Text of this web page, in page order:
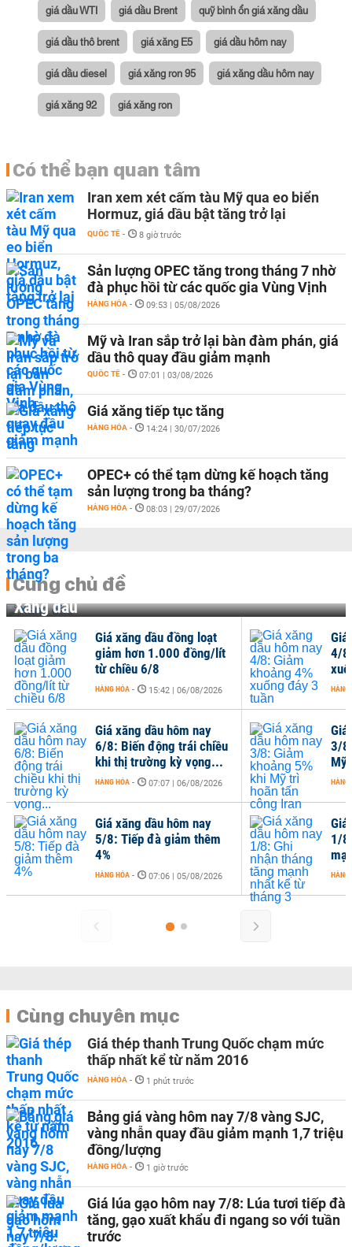
giá dầu WTI giá dầu Brent quỹ bình ổn giá xăng dầu
giá dầu thô brent giá xăng E5 giá dầu hôm nay
giá dầu diesel giá xăng ron 95 giá xăng dầu hôm nay
giá xăng 92 giá xăng ron
Có thể bạn quan tâm
Iran xem xét cấm tàu Mỹ qua eo biển
Hormuz, giá dầu bật tăng trở lại
QUỐC TẾ - 8 giờ trước
Sản lượng OPEC tăng trong tháng 7 nhờ
đà phục hồi từ các quốc gia Vùng Vịnh
HÀNG HÓA - 09:53 | 05/08/2026
Mỹ và Iran sắp trở lại bàn đàm phán, giá
dầu thô quay đầu giảm mạnh
QUỐC TẾ - 07:01 | 03/08/2026
Giá xăng tiếp tục tăng
HÀNG HÓA - 14:24 | 30/07/2026
OPEC+ có thể tạm dừng kế hoạch tăng
sản lượng trong ba tháng?
HÀNG HÓA - 08:03 | 29/07/2026
Cùng chủ đề
Xăng dầu
Giá xăng dầu đồng loạt
giảm hơn 1.000 đồng/lít
từ chiều 6/8
HÀNG HÓA - 15:42 | 06/08/2026
Giá xăng dầu hôm nay
6/8: Biến động trái chiều
khi thị trường kỳ vọng...
HÀNG HÓA - 07:07 | 06/08/2026
Giá xăng dầu hôm nay
5/8: Tiếp đà giảm thêm
4%
HÀNG HÓA - 07:06 | 05/08/2026
Giá
4/
HÀNG
Giá
3/
Mỹ
HÀNG
Giá
1/
HÀNG
Cùng chuyên mục
Giá thép thanh Trung Quốc chạm mức
thấp nhất kể từ năm 2016
HÀNG HÓA - 1 phút trước
Bảng giá vàng hôm nay 7/8 vàng SJC,
vàng nhẫn quay đầu giảm mạnh 1,7 triệu
đồng/lượng
HÀNG HÓA - 1 giờ trước
Giá lúa gạo hôm nay 7/8: Lúa tươi tiếp đà
tăng, gạo xuất khẩu đi ngang so với tuần
trước